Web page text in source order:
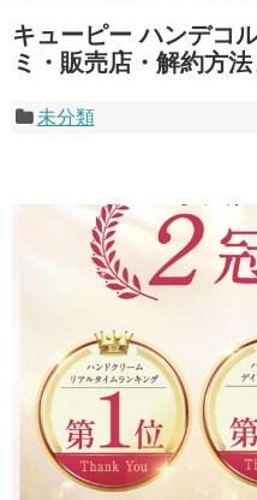
キューピー ハンデコ
ミ・販売店・解約方
未分類